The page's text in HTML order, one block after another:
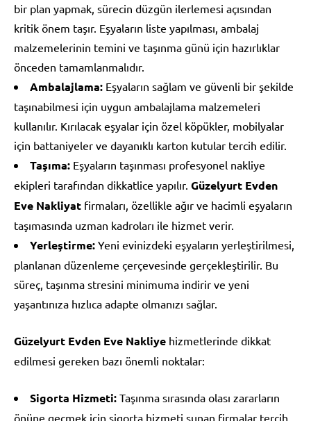
bir plan yapmak, sürecin düzgün ilerlemesi açısından
kritik önem taşır. Eşyaların liste yapılması, ambalaj
malzemelerinin temini ve taşınma günü için hazırlıklar
önceden tamamlanmalıdır.
Ambalajlama: Eşyaların sağlam ve güvenli bir şekilde
taşınabilmesi için uygun ambalajlama malzemeleri
kullanılır. Kırılacak eşyalar için özel köpükler, mobilyalar
için battaniyeler ve dayanıklı karton kutular tercih edilir.
Taşıma: Eşyaların taşınması profesyonel nakliye
ekipleri tarafından dikkatlice yapılır. Güzelyurt Evden
Eve Nakliyat firmaları, özellikle ağır ve hacimli eşyaların
taşımasında uzman kadroları ile hizmet verir.
Yerleştirme: Yeni evinizdeki eşyaların yerleştirilmesi,
planlanan düzenleme çerçevesinde gerçekleştirilir. Bu
süreç, taşınma stresini minimuma indirir ve yeni
yaşantınıza hızlıca adapte olmanızı sağlar.
Güzelyurt Evden Eve Nakliye hizmetlerinde dikkat
edilmesi gereken bazı önemli noktalar:
Sigorta Hizmeti: Taşınma sırasında olası zararların
önüne geçmek için sigorta hizmeti sunan firmalar tercih